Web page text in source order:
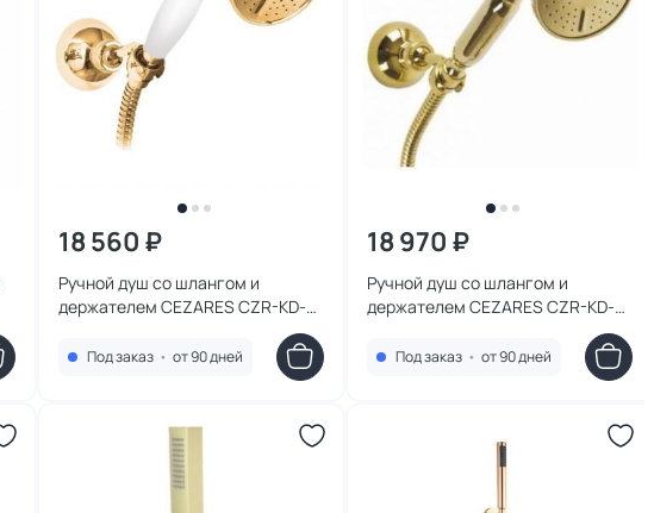
18 560 ₽
Ручной душ со шлангом и
держателем CEZARES CZR-KD-
Под заказ • от 90 дней
18 970 ₽
Ручной душ со шлангом и
держателем CEZARES CZR-KD-
Под заказ • от 90 дней